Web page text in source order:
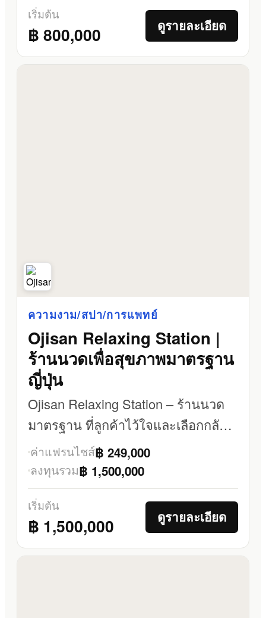
เริ่มต้น
฿ 800,000 ดูรายละเอียด
ความงาม/สปา/การแพทย์
Ojisan Relaxing Station |
ร้านนวดเพื่อสุขภาพมาตรฐาน
ญี่ปุ่น
Ojisan Relaxing Station – ร้านนวด
มาตรฐาน ที่ลูกค้าไว้ใจและเลือกกลับ
มาใช้ซ้ำ
ค่าแฟรนไชส์฿ 249,000
ลงทุนรวม฿ 1,500,000
เริ่มต้น
฿ 1,500,000 ดูรายละเอียด